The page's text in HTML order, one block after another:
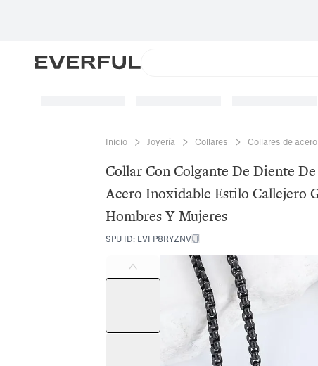
Inicio Joyería Collares Collares de
Collar Con Colgante De Diente
Acero Inoxidable Estilo Callejero
Hombres Y Mujeres
SPU ID: EVFP8RYZNV